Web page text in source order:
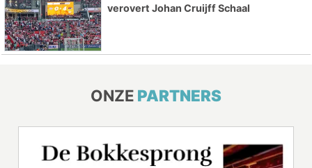
verovert Johan Cruijff Schaal
ONZE PARTNERS